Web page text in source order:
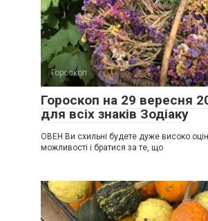
Гороскоп
Гороскоп на 29 вересня
для всіх знаків Зодіаку
ОВЕН Ви схильні будете дуже високо
можливості і братися за те, що